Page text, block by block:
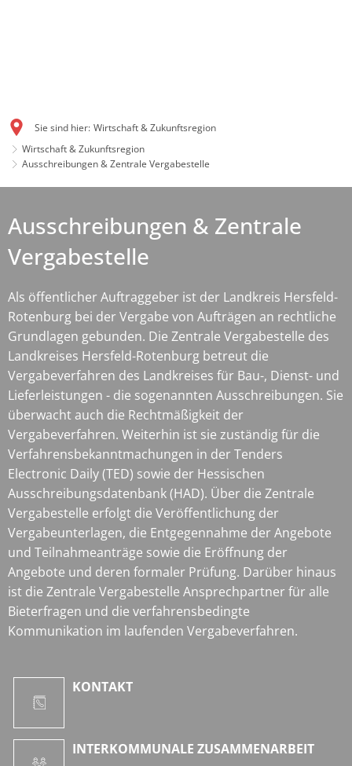
Sie sind hier: Wirtschaft & Zukunftsregion
Wirtschaft & Zukunftsregion
Ausschreibungen & Zentrale Vergabestelle
Ausschreibungen & Zentrale
Vergabestelle
Als öffentlicher Auftraggeber ist der Landkreis Hersfeld-
Rotenburg bei der Vergabe von Aufträgen an rechtliche
Grundlagen gebunden. Die Zentrale Vergabestelle des
Landkreises Hersfeld-Rotenburg betreut die
Vergabeverfahren des Landkreises für Bau-, Dienst- und
Lieferleistungen - die sogenannten Ausschreibungen. Sie
überwacht auch die Rechtmäßigkeit der
Vergabeverfahren. Weiterhin ist sie zuständig für die
Verfahrensbekanntmachungen in der Tenders
Electronic Daily (TED) sowie der Hessischen
Ausschreibungsdatenbank (HAD). Über die Zentrale
Vergabestelle erfolgt die Veröffentlichung der
Vergabeunterlagen, die Entgegennahme der Angebote
und Teilnahmeanträge sowie die Eröffnung der
Angebote und deren formaler Prüfung. Darüber hinaus
ist die Zentrale Vergabestelle Ansprechpartner für alle
Bieterfragen und die verfahrensbedingte
Kommunikation im laufenden Vergabeverfahren.
KONTAKT
INTERKOMMUNALE ZUSAMMENARBEIT